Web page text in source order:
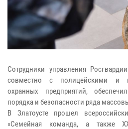
Сотрудники управления
совместно с полицейскими и
охранных предприятий,
порядка и безопасности ряда
В Златоусте прошел
«Семейная команда, а также